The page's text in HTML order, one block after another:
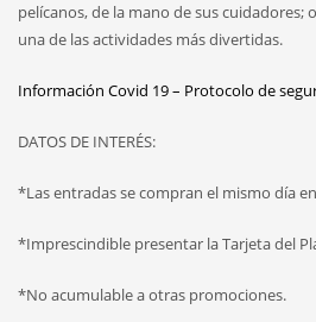
pelícanos, de la mano de sus cuidadores;
una de las actividades más divertidas.
Información Covid 19 – Protocolo de
DATOS DE INTERÉS:
*Las entradas se compran el mismo día
*Imprescindible presentar la Tarjeta del
*No acumulable a otras promociones.